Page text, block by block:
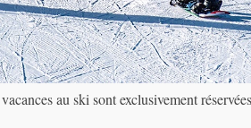
au ski sont exclusivement